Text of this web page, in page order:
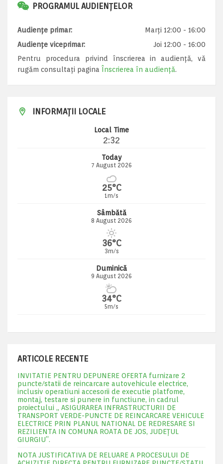
PROGRAMUL AUDIENȚELOR
Audiențe primar:
Marți 12:00 - 16:00
Audiențe viceprimar:
Joi 12:00 - 16:00
Pentru procedura privind înscrierea in audiență, vă
rugăm consultați pagina Înscrierea în audiență.
INFORMAȚII LOCALE
Local Time
2:32
Today
7 August 2026
25°C
1m/s
Sâmbătă
8 August 2026
36°C
3m/s
Duminică
9 August 2026
34°C
5m/s
ARTICOLE RECENTE
INVITATIE PENTRU DEPUNERE OFERTA furnizare 2
puncte/statii de reincarcare autovehicule electrice,
inclusiv operatiuni accesorii de executie platfome,
montaj, testare si punere in functiune, in cadrul
proiectului „ ASIGURAREA INFRASTRUCTURII DE
TRANSPORT VERDE-PUNCTE DE REINCARCARE VEHICULE
ELECTRICE PRIN PLANUL NATIONAL DE REDRESARE SI
REZILIENTA IN COMUNA ROATA DE JOS, JUDEŢUL
GIURGIU”.
NOTA JUSTIFICATIVA DE RELUARE A PROCESULUI DE